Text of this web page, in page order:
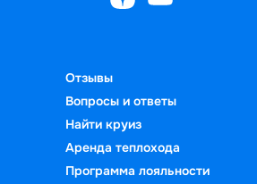
Отзывы
Вопросы и ответы
Найти круиз
Аренда теплохода
Программа лояльности